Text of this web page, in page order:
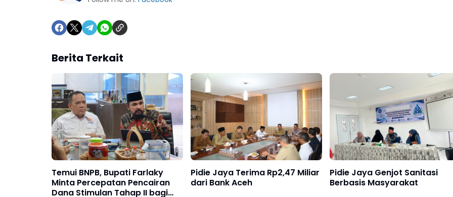
Berita Terkait
Temui BNPB, Bupati Farlaky
Minta Percepatan Pencairan
Dana Stimulan Tahap II bagi
Pidie Jaya Terima Rp2,47 Miliar
dari Bank Aceh
Pidie Jaya Genjot Sanitasi
Berbasis Masyarakat